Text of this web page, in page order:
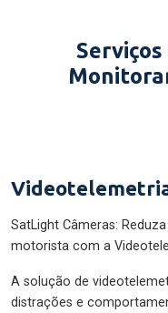
SatLight Câmeras:
motorista com a
A solução de
distrações e